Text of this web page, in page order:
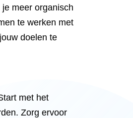
meer organisch
te werken met
doelen te
met het
Zorg ervoor